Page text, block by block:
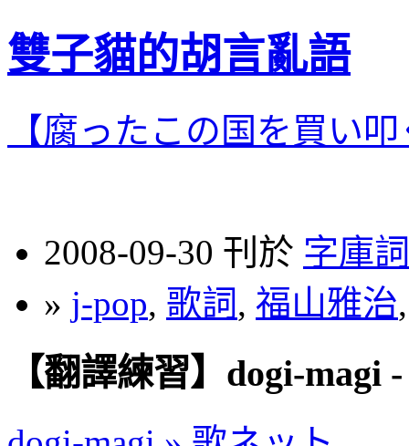
雙子貓的胡言亂語
【腐ったこの国を買い
2008-09-30 刊於 字庫
» j-pop, 歌詞, 福山雅治
【翻譯練習】dogi-magi